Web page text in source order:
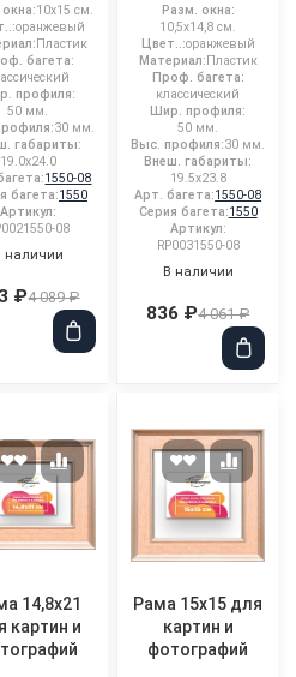
10x15 см.
оранжевый
Пластик
багета:
профиля:
50 мм.
30 мм.
габариты:
19.0x24.0
1550-08
багета:1550
Артикул:
08
наличии
₽4 089 ₽
Разм. окна:
10,5x14,8 см.
Цвет..:оранжевый
Материал:Пластик
Проф. багета:
классический
Шир. профиля:
50 мм.
Выс. профиля:30 мм.
Внеш. габариты:
19.5x23.8
Арт. багета:1550-08
Серия багета:1550
Артикул:
RP0031550-08
В наличии
836 ₽4 061 ₽
14,8x21
картин и
Рама 15x15 для
картин и
фотографий